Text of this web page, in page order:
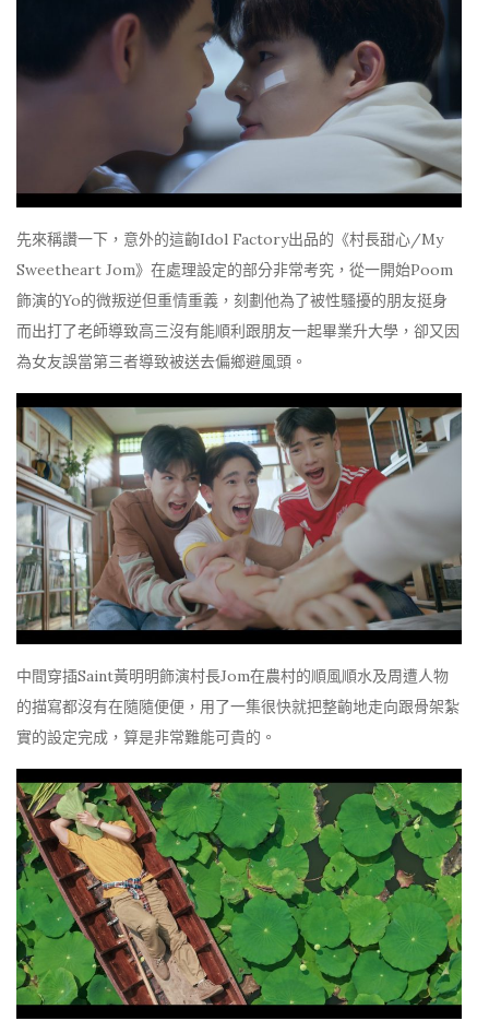
先來稱讚一下，意外的這齣Idol Factory出品的《村長甜心/My
Sweetheart Jom》在處理設定的部分非常考究，從一開始Poom
飾演的Yo的微叛逆但重情重義，刻劃他為了被性騷擾的朋友挺身
而出打了老師導致高三沒有能順利跟朋友一起畢業升大學，卻又因
為女友誤當第三者導致被送去偏鄉避風頭。
中間穿插Saint黃明明飾演村長Jom在農村的順風順水及周遭人物
的描寫都沒有在隨隨便便，用了一集很快就把整齣地走向跟骨架紮
實的設定完成，算是非常難能可貴的。